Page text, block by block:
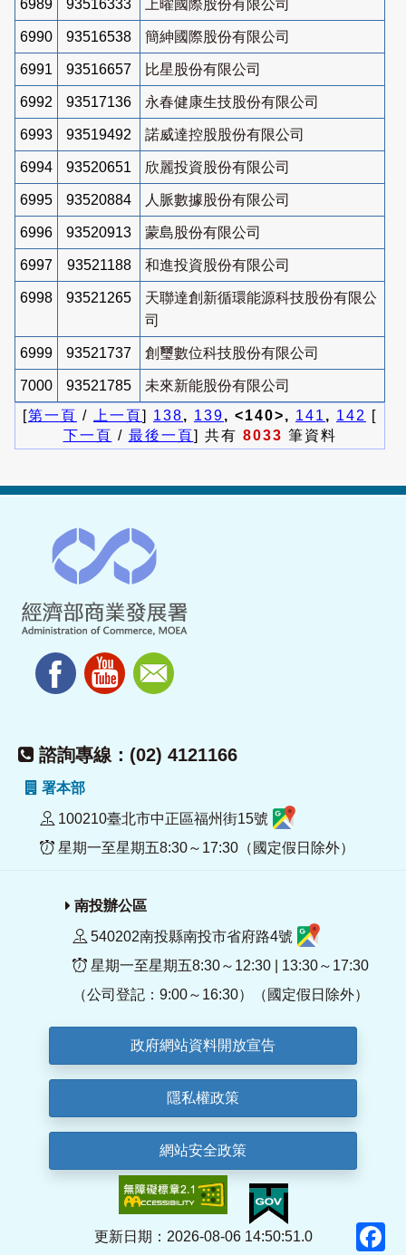
6989 93516333 上曜國際股份有限公司
6990 93516538 簡紳國際股份有限公司
6991 93516657 比星股份有限公司
6992 93517136 永春健康生技股份有限公司
6993 93519492 諾威達控股股份有限公司
6994 93520651 欣麗投資股份有限公司
6995 93520884 人脈數據股份有限公司
6996 93520913 蒙島股份有限公司
6997 93521188 和進投資股份有限公司
6998 93521265
天聯達創新循環能源科技股份有限公
司
6999 93521737 創璽數位科技股份有限公司
7000 93521785
未來新能股份有限公司
[第一頁 / 上一頁] 138, 139, <140>, 141 , 142
[
下一頁 / 最後一頁] 共有 8033 筆資料
諮詢專線：(02) 4121166
署本部
100210臺北市中正區福州街15號
星期一至星期五8:30～17:30（國定假日除外）
南投辦公區
540202南投縣南投市省府路4號
星期一至星期五8:30～12:30 | 13:30～17:30
（公司登記：9:00～16:30）（國定假日除外）
政府網站資料開放宣告
隱私權政策
網站安全政策
更新日期：2026-08-06 14:50:51.0